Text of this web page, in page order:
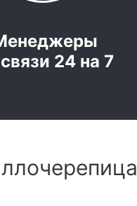
24 на 7